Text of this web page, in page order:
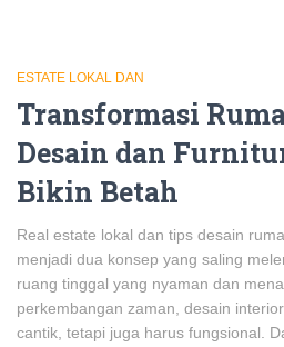
ESTATE LOKAL DAN
Transformasi
Desain dan
Bikin Betah
Real estate lokal dan tips desain
menjadi dua konsep yang saling
ruang tinggal yang nyaman dan
perkembangan zaman, desain
cantik, tetapi juga harus fungsional.